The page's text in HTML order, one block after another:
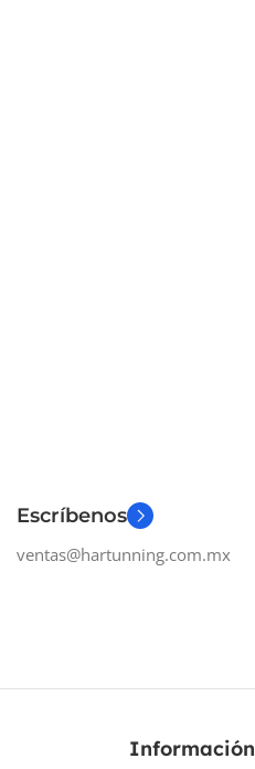
Escríbenos
ventas@hartunning.com.mx
Información